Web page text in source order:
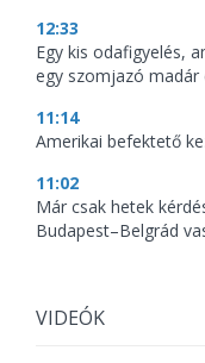
12:33
Egy kis odafigyelés,
egy szomjazó madár
11:14
Amerikai befektető
11:02
Már csak hetek
Budapest–Belgrád
VIDEÓK